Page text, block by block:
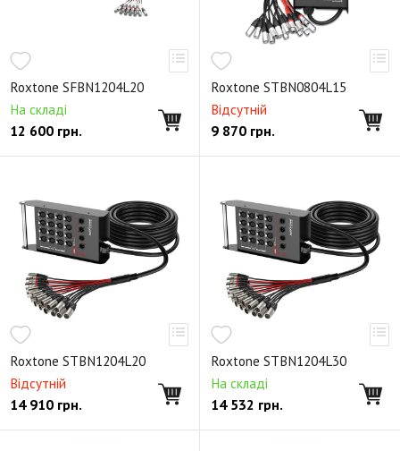
Roxtone SFBN1204L20
На складі
12 600 грн.
Roxtone STBN0804L15
Відсутній
9 870 грн.
Roxtone STBN1204L20
Відсутній
14 910 грн.
Roxtone STBN1204L30
На складі
14 532 грн.